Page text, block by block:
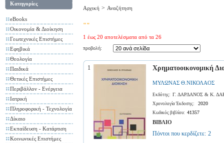
Κατηγορίες
eBooks
Οικονομία & Διοίκηση
Γεωτεχνικές Επιστήμες
Εφηβικά
Θεολογία
Παιδικά
Θετικές Επιστήμες
Περιβάλλον - Ενέργεια
Ιατρική
Πληροφορική - Τεχνολογία
Δίκαιο
Εκπαίδευση - Κατάρτιση
Κοινωνικές Επιστήμες
Αρχική > Αναζήτηση
""
1 έως 20 αποτελέσματα από τα 26
προβολή:
1 Χρηματοοικονομική
ΜΥΛΩΝΑΣ Θ.ΝΙΚΟΛΑΟΣ
Εκδότης: Γ. ΔΑΡΔΑΝΟΣ & Κ.
Χρονολογία Έκδοσης: 2020
Κωδικός βιβλίου: 41357
ΒΙΒΛΙΟ
Πόντοι που κερδίζετε: 2